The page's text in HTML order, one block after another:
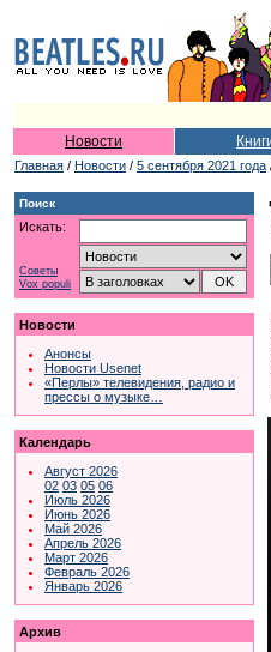
Новости
Главная / Новости / 5 сентября 2021 года
Поиск
Искать:
Советы
Vox populi
Новости
Анонсы
Новости Usenet
«Перлы» телевидения, радио и
прессы о музыке…
Календарь
Август 2026
02 03 05 06
Июль 2026
Июнь 2026
Май 2026
Апрель 2026
Март 2026
Февраль 2026
Январь 2026
Архив